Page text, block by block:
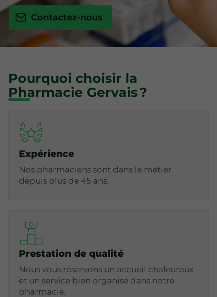
Contactez-nous
Pourquoi choisir la
Pharmacie Gervais ?
Expérience
Nos pharmaciens sont dans le métier
depuis plus de 45 ans.
Prestation de qualité
Nous vous réservons un accueil chaleureux
et un service bien organisé dans notre
pharmacie.